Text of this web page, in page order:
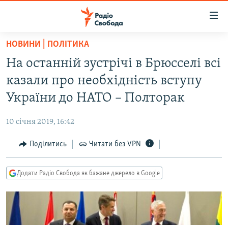
Перейти
основного
матеріалу
Перейти
до
основної
Перейти
до
пошуку
СТАТТІ
ЕКОНОМІКА
СУСПІЛЬСТВО
СВІТ
РОСІЙСЬКА «ФІЛЬТРАЦІЯ»
ДОНБАС.РЕАЛІЇ
ТИ ЯК?
СХЕМИ
КИТАЙ.ВИКЛИКИ
НОВИНИ | ПОЛІТИКА
На останній зустрічі в Брюсселі всі
казали про необхідність вступу
України до НАТО – Полторак
10 січня 2019, 16:42
Поділитись Читати без VPN
Додати Радіо Свобода як бажане джерело в Google